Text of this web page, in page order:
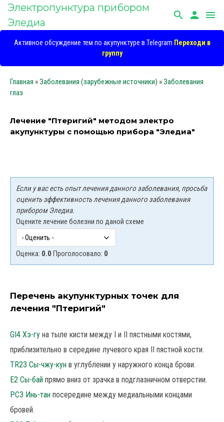
Электропунктура прибором
Эледиа
search person menu
Активное обсуждение тем по акупунктуре в Telegram Переходи в
группу
Главная »Заболевания (зарубежные источники) »Заболевания
глаз
Лечение "Птеригий" методом электро
акупунктуры с помощью прибора "Эледиа"
Если у вас есть опыт лечения данного заболевания, просьба
оценить эффективность лечения данного заболевания
прибором Эледиа.
Оцените лечение болезни по даной схеме
Оценка: 0.0 Проголосовало: 0
Перечень акупунктурных точек для
лечения "Птеригий"
GI4 Хэ-гу на тыле кисти между I и II пястными костями,
приблизительно в середине лучевого края II пястной кости.
TR23 Сы-чжу-кун в углублении у наружного конца брови.
E2 Сы-бай прямо вниз от зрачка в подглазничном отверстии.
PC3 Инь-тан посередине между медиальными концами
бровей.